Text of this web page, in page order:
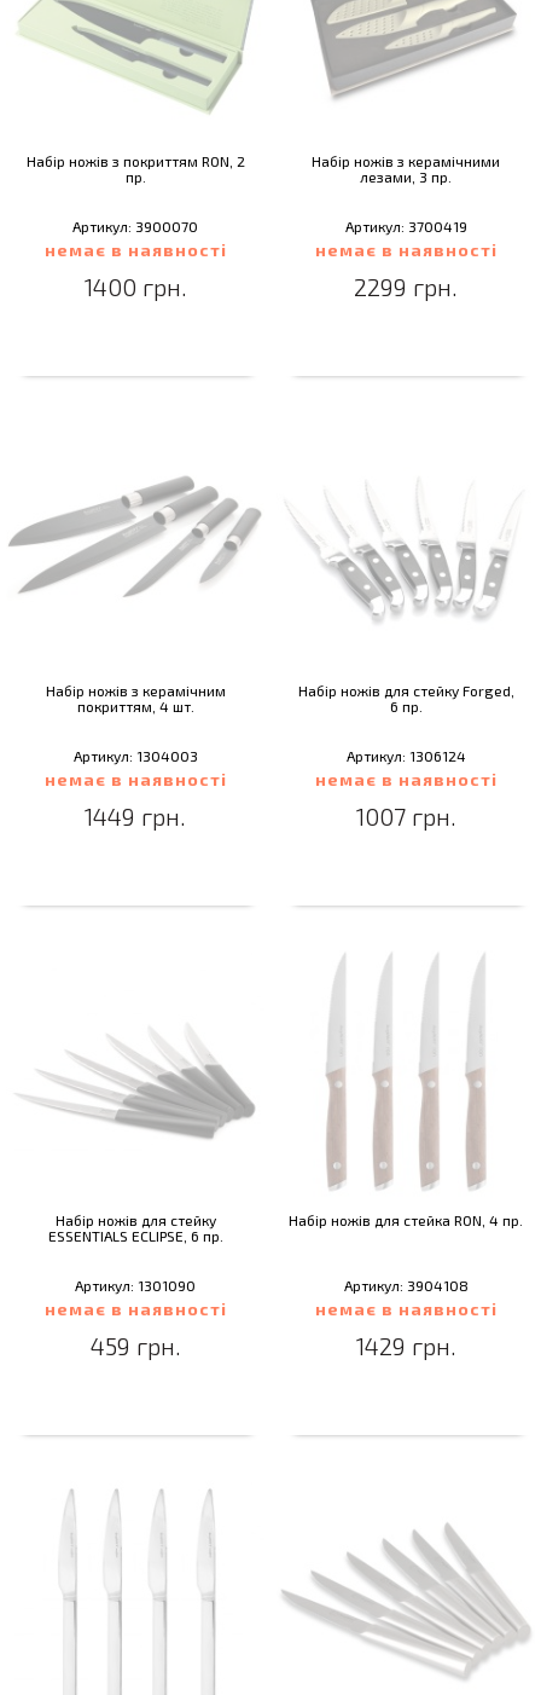
Набір ножів з покриттям RON, 2
пр.
Артикул: 3900070
немає в наявності
1400 грн.
Набір ножів з керамічними
лезами, 3 пр.
Артикул: 3700419
немає в наявності
2299 грн.
Набір ножів з керамічним
покриттям, 4 шт.
Артикул: 1304003
немає в наявності
1449 грн.
Набір ножів для стейку Forged,
6 пр.
Артикул: 1306124
немає в наявності
1007 грн.
Набір ножів для стейку
ESSENTIALS ECLIPSE, 6 пр.
Артикул: 1301090
немає в наявності
459 грн.
Набір ножів для стейка RON, 4 пр.
Артикул: 3904108
немає в наявності
1429 грн.